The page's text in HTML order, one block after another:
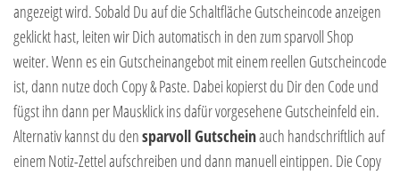
angezeigt wird. Sobald Du auf die Schaltfläche Gutscheincode anzeigen
geklickt hast, leiten wir Dich automatisch in den zum sparvoll Shop
weiter. Wenn es ein Gutscheinangebot mit einem reellen Gutscheincode
ist, dann nutze doch Copy & Paste. Dabei kopierst du Dir den Code und
fügst ihn dann per Mausklick ins dafür vorgesehene Gutscheinfeld ein.
Alternativ kannst du densparvoll Gutscheinauch handschriftlich auf
einem Notiz-Zettel aufschreiben und dann manuell eintippen. Die Copy